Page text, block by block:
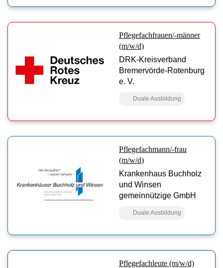
Pflegefachfrauen/-männer
(m/w/d)
DRK-Kreisverband
Bremervörde-Rotenburg
e. V.
Duale Ausbildung
Pflegefachmann/-frau
(m/w/d)
Krankenhaus Buchholz
und Winsen
gemeinnützige GmbH
Duale Ausbildung
Pflegefachleute (m/w/d)